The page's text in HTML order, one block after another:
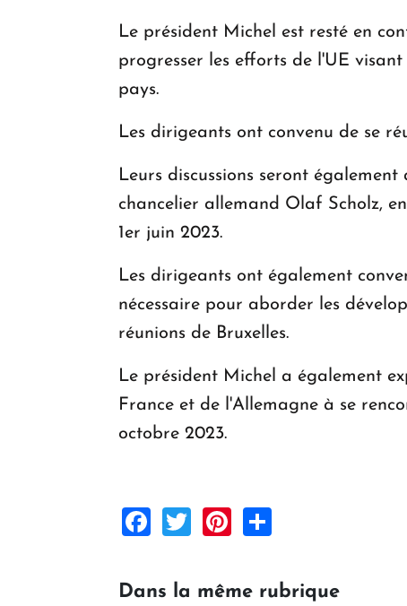
Le président Michel est resté en
progresser les efforts de l'UE
pays.
Les dirigeants ont convenu de se
Leurs discussions seront
chancelier allemand Olaf Scholz,
1er juin 2023.
Les dirigeants ont également
nécessaire pour aborder les
réunions de Bruxelles.
Le président Michel a également
France et de l'Allemagne à se
octobre 2023.
Facebook
TwitterPinterest
Dans la même rubrique